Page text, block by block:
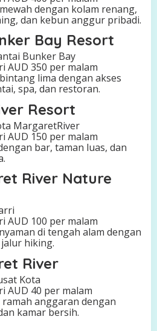
dengan kolam renang,
dan kebun anggur pribadi.
Bay Resort
Bunker Bay
AUD 350 per malam
lima dengan akses
spa, dan restoran.
Resort
MargaretRiver
AUD 150 per malam
bar, taman luas, dan
River Nature
AUD 100 per malam
di tengah alam dengan
hiking.
River
Kota
AUD 40 per malam
ramah anggaran dengan
kamar bersih.